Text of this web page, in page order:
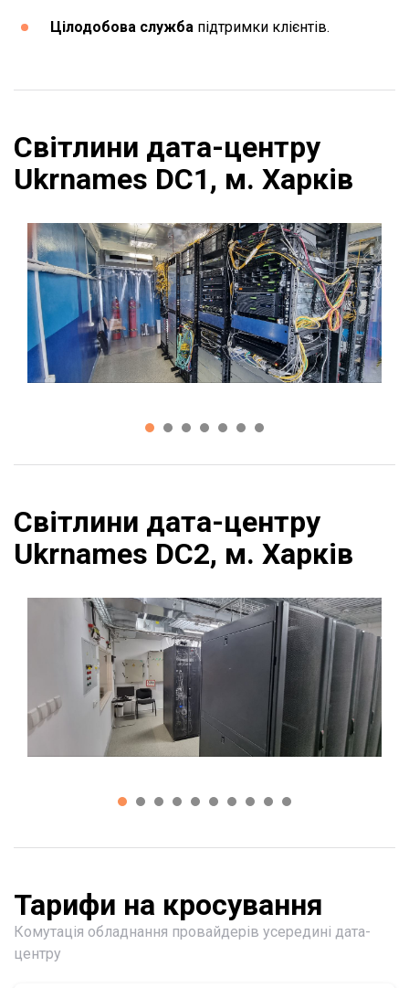
Цілодобова служба підтримки клієнтів.
Світлини дата-центру
Ukrnames DC1, м. Харків
Світлини дата-центру
Ukrnames DC2, м. Харків
Тарифи на кросування
Комутація обладнання провайдерів усередині дата-
центру